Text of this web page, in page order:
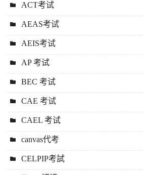
ACT考试
AEAS考试
AEIS考试
AP 考试
BEC 考试
CAE 考试
CAEL 考试
canvas代考
CELPIP考試